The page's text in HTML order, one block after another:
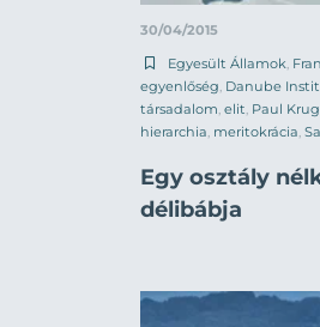
30/04/2015
Egyesült Államok
egyenlőség Danube
társadalom elit Paul
hierarchia meritokrácia
Egy osztály
délibábja